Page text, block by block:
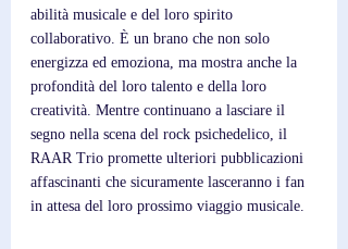
abilità musicale e del loro spirito
collaborativo. È un brano che non solo
energizza ed emoziona, ma mostra anche la
profondità del loro talento e della loro
creatività. Mentre continuano a lasciare il
segno nella scena del rock psichedelico, il
RAAR Trio promette ulteriori pubblicazioni
affascinanti che sicuramente lasceranno i fan
in attesa del loro prossimo viaggio musicale.